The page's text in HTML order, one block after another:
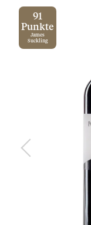
91
Punkte
James
Suckling